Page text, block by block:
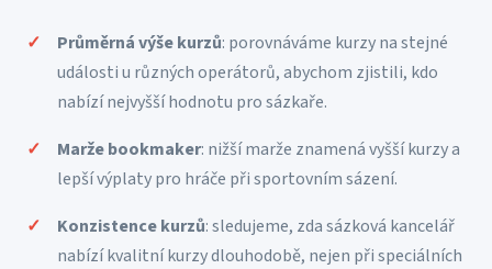
Průměrná výše kurzů: porovnáváme kurzy na stejné
události u různých operátorů, abychom zjistili, kdo
nabízí nejvyšší hodnotu pro sázkaře.
Marže bookmaker: nižší marže znamená vyšší kurzy a
lepší výplaty pro hráče při sportovním sázení.
Konzistence kurzů: sledujeme, zda sázková kancelář
nabízí kvalitní kurzy dlouhodobě, nejen při speciálních